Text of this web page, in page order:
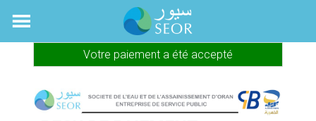
content
Votre paiement a été accepté